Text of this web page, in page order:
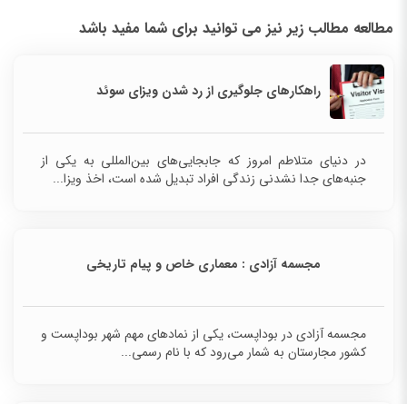
مطالعه مطالب زیر نیز می توانید برای شما مفید باشد
راهکارهای جلوگیری از رد شدن ویزای سوئد
در دنیای متلاطم امروز که جابجایی‌های بین‌المللی به یکی از
جنبه‌های جدا نشدنی زندگی افراد تبدیل شده است، اخذ ویزا...
مجسمه آزادی : معماری خاص و پیام تاریخی
مجسمه آزادی در بوداپست، یکی از نمادهای مهم شهر
بوداپست و کشور مجارستان به شمار می‌رود که با نام